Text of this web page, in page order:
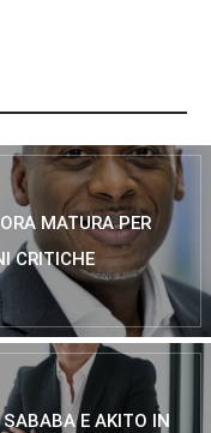
MATURA PER
CRITICHE
SABABA E AKITO IN